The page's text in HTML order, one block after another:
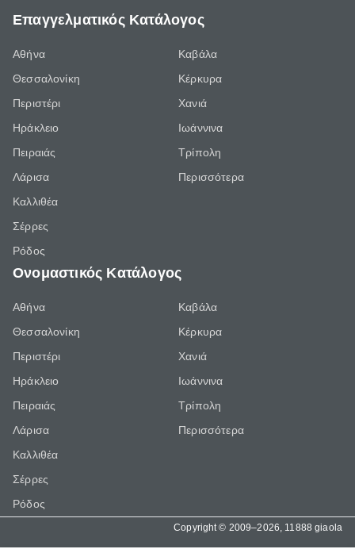
Επαγγελματικός Κατάλογος
Αθήνα
Θεσσαλονίκη
Περιστέρι
Ηράκλειο
Πειραιάς
Λάρισα
Καλλιθέα
Σέρρες
Ρόδος
Καβάλα
Κέρκυρα
Χανιά
Ιωάννινα
Τρίπολη
Περισσότερα
Ονομαστικός Κατάλογος
Αθήνα
Θεσσαλονίκη
Περιστέρι
Ηράκλειο
Πειραιάς
Λάρισα
Καλλιθέα
Σέρρες
Ρόδος
Καβάλα
Κέρκυρα
Χανιά
Ιωάννινα
Τρίπολη
Περισσότερα
Copyright © 2009–2026, 11888 giaola